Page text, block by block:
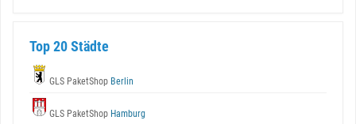
Top 20 Städte
GLS PaketShop Berlin
GLS PaketShop Hamburg